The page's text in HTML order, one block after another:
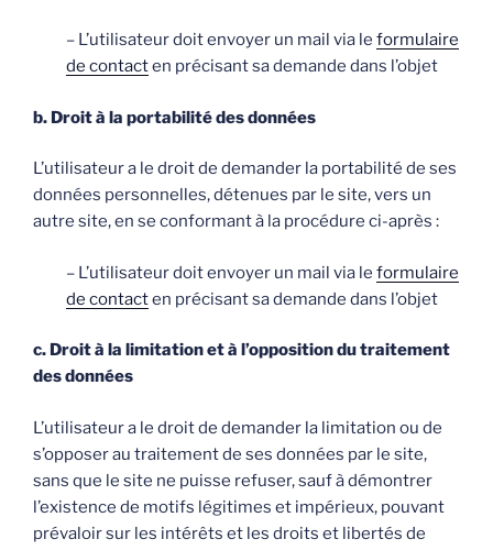
– L’utilisateur doit envoyer un mail via le formulaire
de contacten précisant sa demande dans l’objet
b. Droit à la portabilité des données
L’utilisateur a le droit de demander la portabilité de ses
données personnelles, détenues par le site, vers un
autre site, en se conformant à la procédure ci-après :
– L’utilisateur doit envoyer un mail via le formulaire
de contacten précisant sa demande dans l’objet
c. Droit à la limitation et à l’opposition du traitement
des données
L’utilisateur a le droit de demander la limitation ou de
s’opposer au traitement de ses données par le site,
sans que le site ne puisse refuser, sauf à démontrer
l’existence de motifs légitimes et impérieux, pouvant
prévaloir sur les intérêts et les droits et libertés de